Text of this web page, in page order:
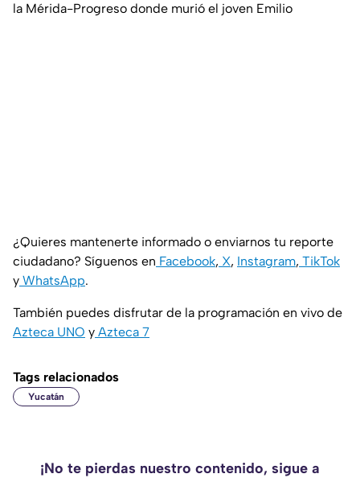
la Mérida-Progreso donde murió el joven Emilio
¿Quieres mantenerte informado o enviarnos tu reporte
ciudadano? Síguenos en Facebook, X, Instagram, TikTok
y WhatsApp.
También puedes disfrutar de la programación en vivo de
Azteca UNO y Azteca 7
Tags relacionados
Yucatán
¡No te pierdas nuestro contenido, sigue a